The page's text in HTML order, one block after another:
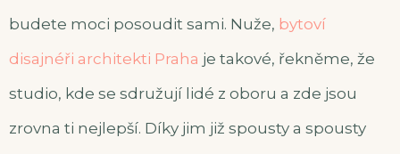
budete moci posoudit sami. Nuže, bytoví
disajnéři architekti Praha je takové, řekněme, že
studio, kde se sdružují lidé z oboru a zde jsou
zrovna ti nejlepší. Díky jim již spousty a spousty